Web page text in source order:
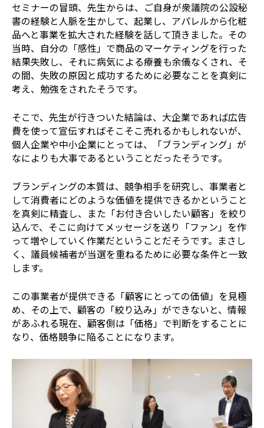
セミナーの冒頭、先生からは、ご自身が衆議院の公設秘
書の経験と人脈を生かして、起業し、アパレルから化粧
品へと事業を拡大された経験を話して頂きました。その
当時、自分の「感性」で商品のマーケティングを行った
結果失敗し、それに病気による療養も余儀なくされ、そ
の間、失敗の原因と成功するために必要なことを真剣に
考え、勉強をされたそうです。
そこで、先生が行きついた結論は、大企業であれば広告
費を使って宣伝すればそこそこ売れるかもしれないが、
個人企業や中小企業にとっては、「ブランディング」が
なによりも大事であるということだったそうです。
ブランディングの本質は、競争相手を研究し、事業者と
して消費者にどのような価値を提供できるかということ
を真剣に精査し、また「お付き合いしたい顧客」を絞り
込んで、そこに向けてメッセージを送り「ファン」を作
って増やしていく作業だということだそうです。まさし
く、議員候補者が当選を重ねるために必要な条件と一致
します。
この事業者が提供できる「顧客にとっての価値」を見極
め、その上で、顧客の「絞り込み」ができないと、情報
があふれる現在、顧客側は「価格」で判断をすることに
なり、価格競争に陥ることになります。